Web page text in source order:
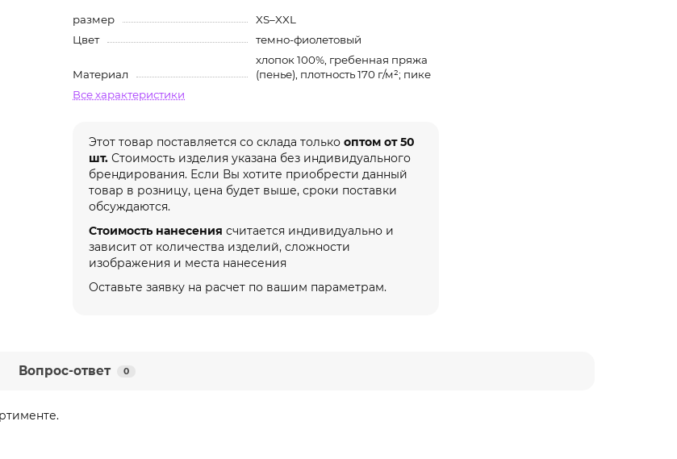
размер
XS–XXL
Цвет
темно-фиолетовый
Материал
хлопок 100%, гребенная пряжа
(пенье), плотность 170 г/м²; пике
Все характеристики
Этот товар поставляется со склада толькооптом от 50
шт. Стоимость изделия указана без индивидуального
брендирования. Если Вы хотите приобрести данный
товар в розницу, цена будет выше, сроки поставки
обсуждаются.
Стоимость нанесения считается индивидуально и
зависит от количества изделий, сложности
изображения и места нанесения
Оставьте заявку на расчет по вашим параметрам.
Вопрос-ответ 0